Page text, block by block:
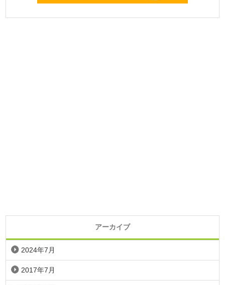
アーカイブ
2024年7月
2017年7月